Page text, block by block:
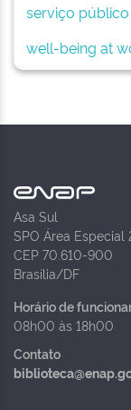
serviço público
well-being at
Asa Sul
SPO Área Especial
CEP 70.610-900
Brasília/DF
Horário de
08h00 às 18h00
Contato